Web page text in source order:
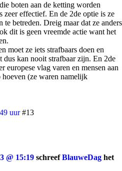
boten aan de ketting worden
zeer effectief. En de 2de optie is ze
te betreden. Dreig maar dat ze anders
dit is geen vreemde actie want het
moet ze iets strafbaars doen en
dus kan nooit strafbaar zijn. En 2de
europese vlag varen en mensen aan
(ze waren namelijk
uur #13
@ 15:19 schreefBlauweDag het